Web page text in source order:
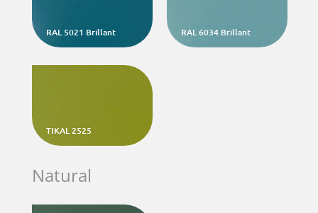
RAL 5021 Brillant RAL 6034 Brillant
TIKAL 2525
Natural